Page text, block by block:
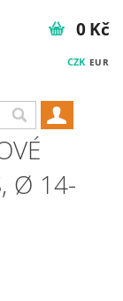
CZK EUR
0 Kč
Ø 14-